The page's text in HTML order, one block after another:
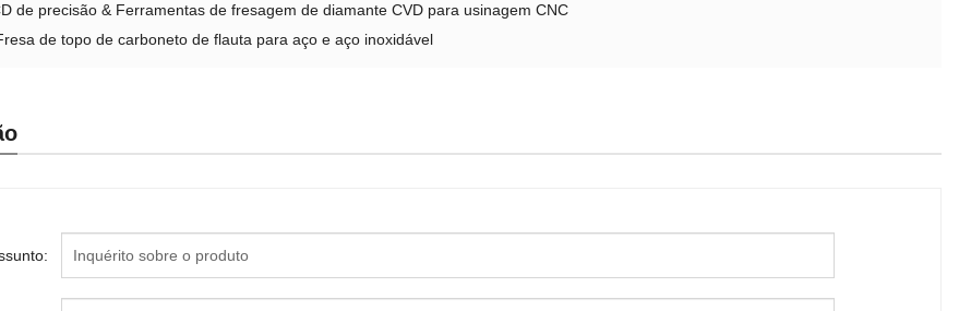
de precisão & Ferramentas de fresagem de diamante CVD para usinagem CNC
de topo de carboneto de flauta para aço e aço inoxidável